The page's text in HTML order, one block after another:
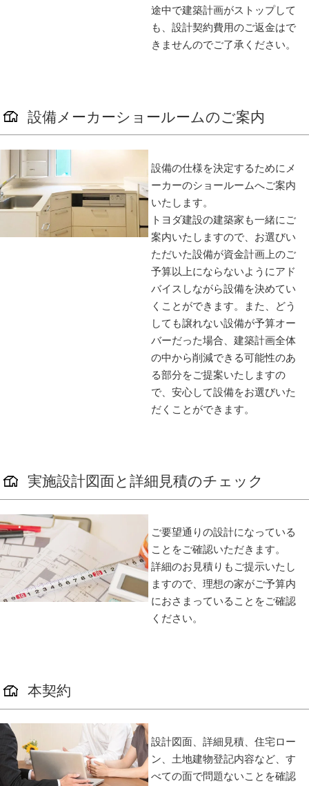
途中で建築計画がストップして
も、設計契約費用のご返金はで
きませんのでご了承ください。
設備メーカーショールームのご案内
設備の仕様を決定するためにメ
ーカーのショールームへご案内
いたします。
トヨダ建設の建築家も一緒にご
案内いたしますので、お選びい
ただいた設備が資金計画上のご
予算以上にならないようにアド
バイスしながら設備を決めてい
くことができます。また、どう
しても譲れない設備が予算オー
バーだった場合、建築計画全体
の中から削減できる可能性のあ
る部分をご提案いたしますの
で、安心して設備をお選びいた
だくことができます。
実施設計図面と詳細見積のチェック
ご要望通りの設計になっている
ことをご確認いただきます。
詳細のお見積りもご提示いたし
ますので、理想の家がご予算内
におさまっていることをご確認
ください。
本契約
設計図面、詳細見積、住宅ロー
ン、土地建物登記内容など、す
べての面で問題ないことを確認